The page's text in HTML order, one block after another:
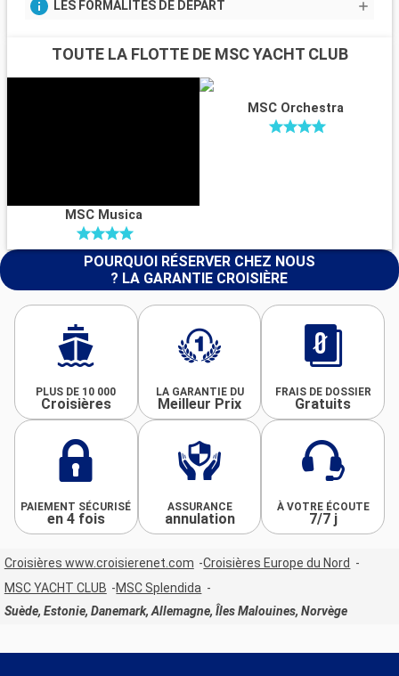
LES FORMALITÉS DE DÉPART
TOUTE LA FLOTTE DE MSC YACHT CLUB
MSC Musica
MSC Orchestra
POURQUOI RÉSERVER CHEZ NOUS
? LA GARANTIE CROISIÈRE
PLUS DE 10 000
Croisières
LA GARANTIE DU
Meilleur Prix
FRAIS DE DOSSIER
Gratuits
PAIEMENT SÉCURISÉ
en 4 fois
ASSURANCE
annulation
À VOTRE ÉCOUTE
7/7 j
Croisières www.croisierenet.com
Croisières Europe du Nord
MSC YACHT CLUB
MSC Splendida
Suède, Estonie, Danemark, Allemagne, Îles Malouines, Norvège